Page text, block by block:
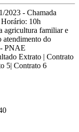
2023 - Chamada
10h
agricultura familiar e
atendimento do
PNAE
Extrato | Contrato
5| Contrato 6